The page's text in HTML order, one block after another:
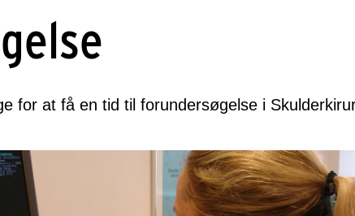
for at få en tid til forundersøgelse i